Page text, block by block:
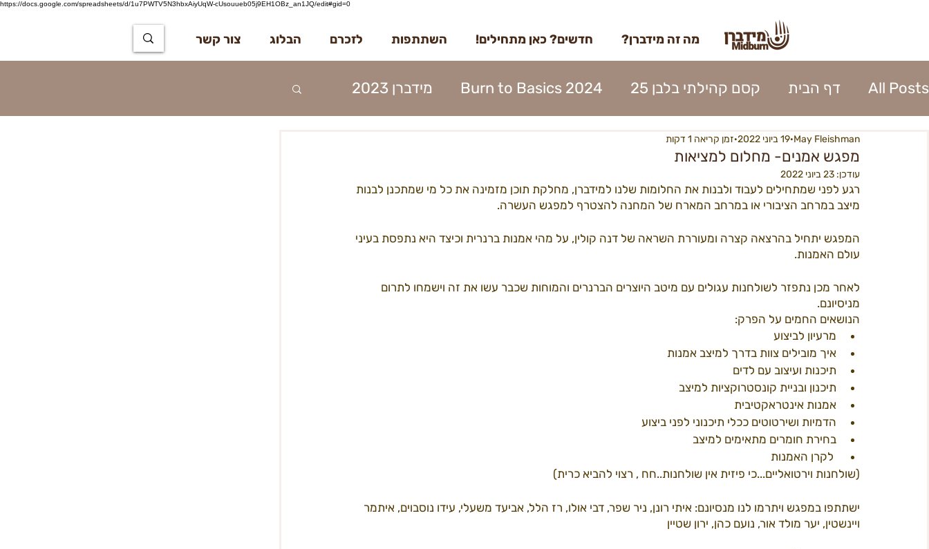
https://docs.google.com/spreadsheets/d/1u7PWTV5N3hbxAiyUqW-cUsouueb05j9EH1OBz_an1JQ/edit#gid=0
מה זה מידברן? חדשים? כאן מתחילים! השתתפות לזכרם הבלוג צור קשר
All Posts דף הבית קסם קהילתי בלבן 25 Burn to Basics 2024 מידברן 2023
השתתפות 2023 כרטוס 2023
נהלי העיר 2023 אפרוחים 2023 קרן האומנות 2023 הקמות 2023 תוכן 2023
כניסה לעיר 2023
בנה ביתך22
פרי קאמפס
מפגש אמנים- מחלום למציאות
May Fleishman 19 ביוני 2022 זמן קריאה 1 דקות
עודכן: 23 ביוני 2022
רגע לפני שמתחילים לעבוד ולבנות את החלומות שלנו למידברן, מחלקת תוכן מזמינה את כל מי שמתכנן לבנות
מיצב במרחב הציבורי או במרחב המארח של המחנה להצטרף למפגש העשרה.
המפגש יתחיל בהרצאה קצרה ומעוררת השראה של דנה קולין, על מהי אמנות ברנרית וכיצד היא נתפסת בעיני
עולם האמנות.
לאחר מכן נתפזר לשולחנות עגולים עם מיטב היוצרים הברנרים והמוחות שכבר עשו את זה וישמחו לתרום
מניסיונם.
הנושאים החמים על הפרק:
מרעיון לביצוע
איך מובילים צוות בדרך למיצב אמנות
תיכנות ועיצוב עם לדים
תיכנון ובניית קונסטרוקציות למיצב
אמנות אינטראקטיבית
הדמיות ושירטוטים ככלי תיכנוני לפני ביצוע
בחירת חומרים מתאימים למיצב
(שולחנות וירטואליים...כי פיזית אין שולחנות..חח , רצוי להביא כרית)
ישתתפו במפגש ויתרמו לנו מנסיונם: איתי רונן, ניר שפר, דבי אולו, רז הלל, אביעד משעלי, עידו נוסבוים, איתמר
ויינשטין, יער מולד אור, נועם כהן, ירון שטיין